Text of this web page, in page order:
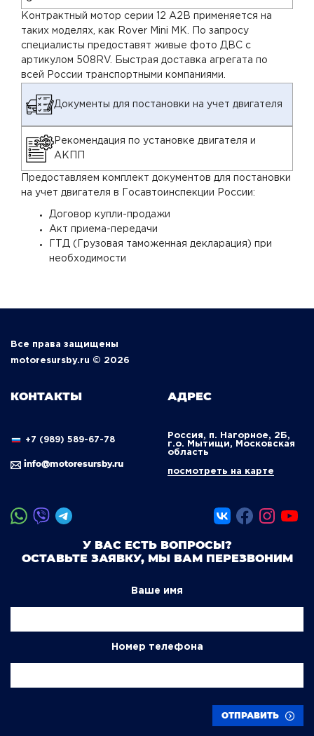
Контрактный мотор серии 12 A2B применяется на
таких моделях, как Rover Mini MK. По запросу
специалисты предоставят живые фото ДВС с
артикулом 508RV. Быстрая доставка агрегата по
всей России транспортными компаниями.
Документы для постановки на учет двигателя
Рекомендация по установке двигателя и
АКПП
Предоставляем комплект документов для постановки
на учет двигателя в Госавтоинспекции России:
Договор купли-продажи
Акт приема-передачи
ГТД (Грузовая таможенная декларация) при
необходимости
Все права защищены
motoresursby.ru © 2026
КОНТАКТЫ
+7 (989) 589-67-78
info@motoresursby.ru
АДРЕС
Россия, п. Нагорное, 2Б,
г.о. Мытищи, Московская
область
посмотреть на карте
У ВАС ЕСТЬ ВОПРОСЫ?
ОСТАВЬТЕ ЗАЯВКУ, МЫ ВАМ ПЕРЕЗВОНИМ
Ваше имя
Номер телефона
ОТПРАВИТЬ